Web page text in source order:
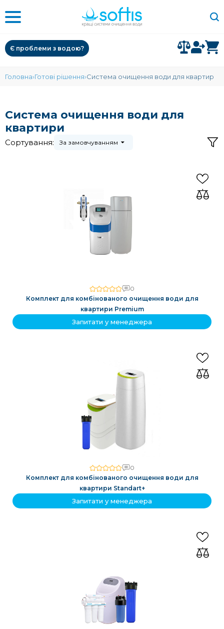
Є проблеми з водою?
Головна Готові рішення Система очищення води для квартир
Система очищення води для
квартири
Сортування: За замовчуванням
0
Комплект для комбінованого очищення води для
квартири Premium
Запитати у менеджера
0
Комплект для комбінованого очищення води для
квартири Standart+
Запитати у менеджера